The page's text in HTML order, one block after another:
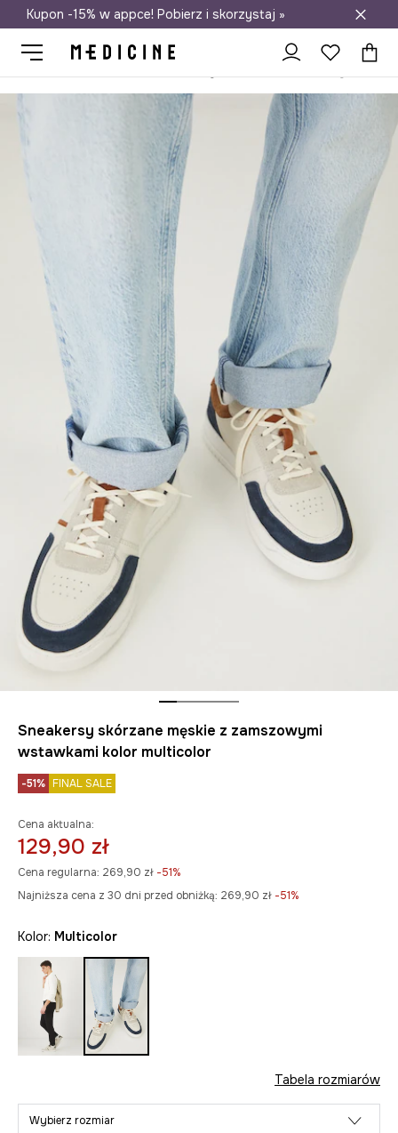
Darmowa dostawa do salonów
Kupon -15% w appce! Pobierz i skorzystaj »
Sneakersy skórzane męskie z zamszowymi
wstawkami kolor multicolor
-51% FINAL SALE
Cena aktualna:
129,90 zł
Cena regularna: 269,90 zł -51%
Najniższa cena z 30 dni przed obniżką: 269,90 zł -51%
Kolor: multicolor
Tabela rozmiarów
Wybierz rozmiar